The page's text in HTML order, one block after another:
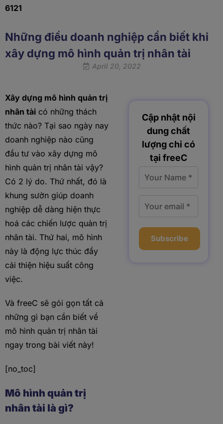
6121
Những điều doanh nghiệp cần biết khi
xây dựng mô hình quản trị nhân tài
April 20, 2022
Xây dựng mô hình quản trị
nhân tài có những thách
thức nào? Tại sao ngày nay
doanh nghiệp nào cũng
đầu tư vào xây dựng mô
hình quản trị nhân tài vậy?
Có 2 lý do. Thứ nhất, đó là
khung sườn giúp doanh
nghiệp dễ dàng hiện thực
hoá các chiến lược quản trị
nhân tài. Thứ hai, mô hình
này là động lực thúc đẩy
cải thiện hiệu suất công
việc.
Và freeC sẽ gói gọn tất cả
những gì bạn cần biết về
mô hình quản trị nhân tài
ngay trong bài viết này!
[no_toc]
Mô hình quản trị
nhân tài là gì?
Cập nhật nội
dung chất
lượng chỉ có
tại freeC
Subscribe